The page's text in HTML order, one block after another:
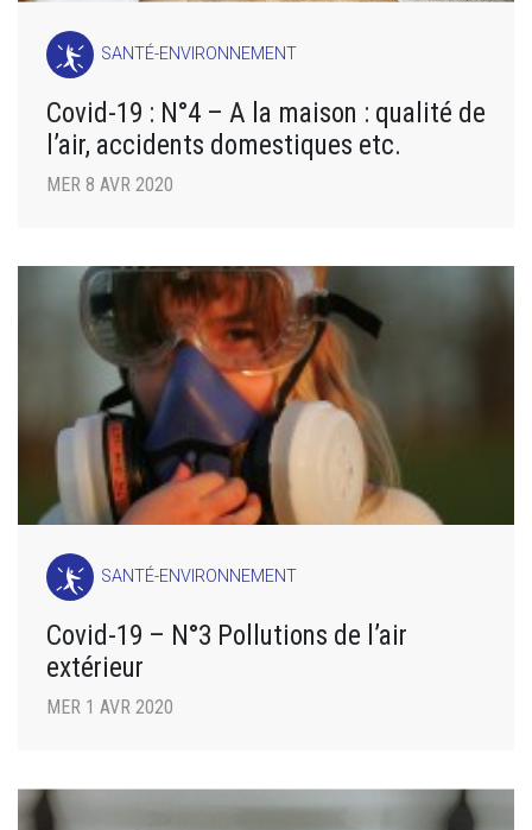
SANTÉ-ENVIRONNEMENT
Covid-19 : N°4 – A la maison : qualité de
l’air, accidents domestiques etc.
MER 8 AVR 2020
SANTÉ-ENVIRONNEMENT
Covid-19 – N°3 Pollutions de l’air
extérieur
MER 1 AVR 2020